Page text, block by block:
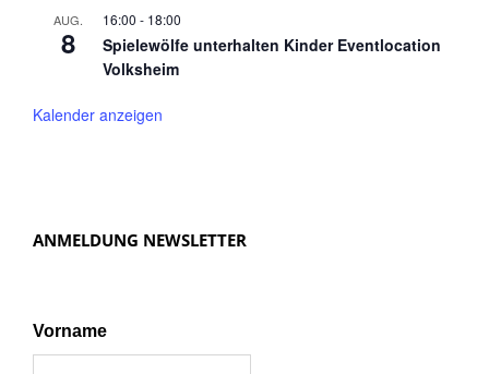
AUG.
8
16:00 - 18:00
Spielewölfe unterhalten Kinder Eventlocation
Volksheim
Kalender anzeigen
ANMELDUNG NEWSLETTER
Vorname